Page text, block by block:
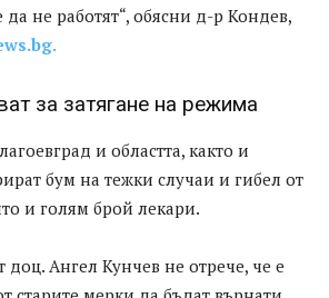
не работят“, обясни д-р Кондев,
за затягане на режима
и областта, както и
бум на тежки случаи и гибел от
и голям брой лекари.
Ангел Кунчев не отрече, че е